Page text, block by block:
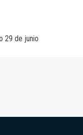
29 de junio